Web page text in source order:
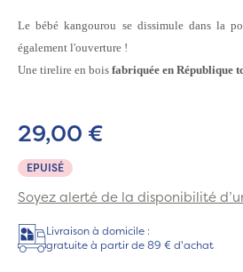
Le bébé kangourou se dissimule dans la
également l'ouverture !
Une tirelire en bois fabriquée en République
EPUISÉ
29,00 €
Soyez alerté de la disponibilité
Livraison à domicile :
gratuite à partir de 89 € d'achat